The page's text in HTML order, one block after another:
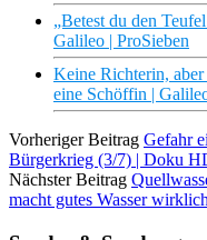
„Betest du den
Galileo | ProSieben
Keine Richterin,
eine Schöffin |
Vorheriger Beitrag Gefahr
Bürgerkrieg (3/7) | Doku
Nächster Beitrag
macht gutes Wasser